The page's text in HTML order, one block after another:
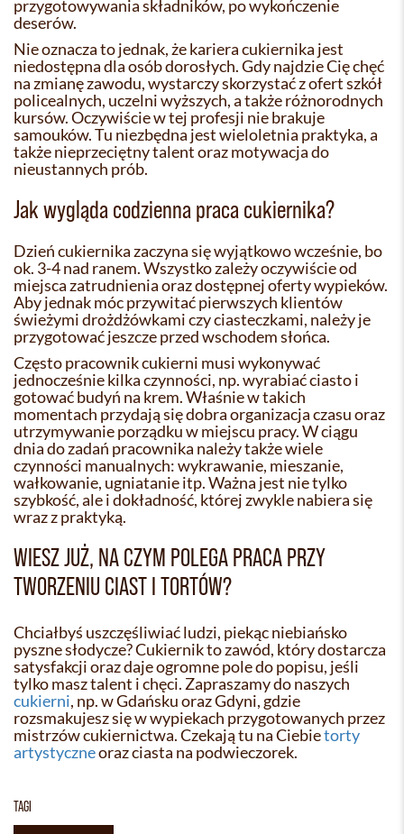
przygotowywania składników, po wykończenie
deserów.
Nie oznacza to jednak, że kariera cukiernika jest
niedostępna dla osób dorosłych. Gdy najdzie Cię chęć
na zmianę zawodu, wystarczy skorzystać z ofert szkół
policealnych, uczelni wyższych, a także różnorodnych
kursów. Oczywiście w tej profesji nie brakuje
samouków. Tu niezbędna jest wieloletnia praktyka, a
także nieprzeciętny talent oraz motywacja do
nieustannych prób.
Jak wygląda codzienna praca cukiernika?
Dzień cukiernika zaczyna się wyjątkowo wcześnie, bo
ok. 3-4 nad ranem. Wszystko zależy oczywiście od
miejsca zatrudnienia oraz dostępnej oferty wypieków.
Aby jednak móc przywitać pierwszych klientów
świeżymi drożdżówkami czy ciasteczkami, należy je
przygotować jeszcze przed wschodem słońca.
Często pracownik cukierni musi wykonywać
jednocześnie kilka czynności, np. wyrabiać ciasto i
gotować budyń na krem. Właśnie w takich
momentach przydają się dobra organizacja czasu oraz
utrzymywanie porządku w miejscu pracy. W ciągu
dnia do zadań pracownika należy także wiele
czynności manualnych: wykrawanie, mieszanie,
wałkowanie, ugniatanie itp. Ważna jest nie tylko
szybkość, ale i dokładność, której zwykle nabiera się
wraz z praktyką.
WIESZ JUŻ, NA CZYM POLEGA PRACA PRZY
TWORZENIU CIAST I TORTÓW?
Chciałbyś uszczęśliwiać ludzi, piekąc niebiańsko
pyszne słodycze? Cukiernik to zawód, który dostarcza
satysfakcji oraz daje ogromne pole do popisu, jeśli
tylko masz talent i chęci. Zapraszamy do naszych
cukierni, np. w Gdańsku oraz Gdyni, gdzie
rozsmakujesz się w wypiekach przygotowanych przez
mistrzów cukiernictwa. Czekają tu na Ciebietorty
artystyczneoraz ciasta na podwieczorek.
TAGI